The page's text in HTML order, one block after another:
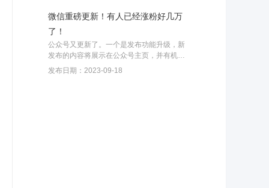
微信重磅更新！有人已经涨粉好几万
了！
公众号又更新了。一个是发布功能升级，新
发布的内容将展示在公众号主页，并有机会
获得...
发布日期：2023-09-18